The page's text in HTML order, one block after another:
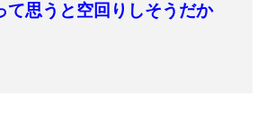
て思うと空回りしそうだか